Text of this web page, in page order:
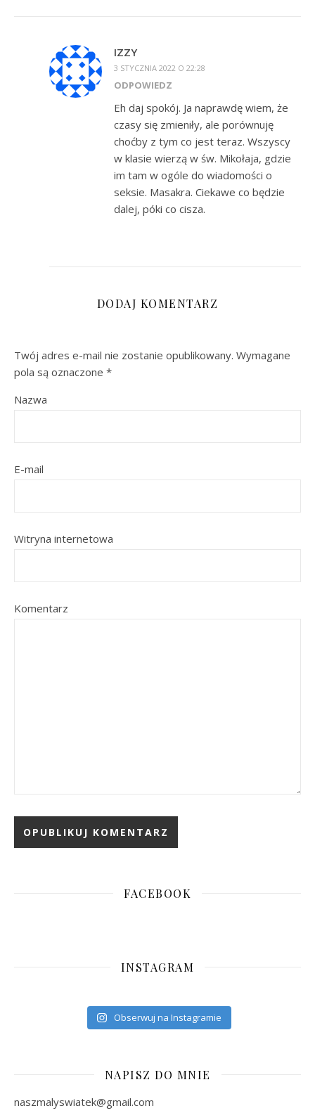
IZZY
3 STYCZNIA 2022 O 22:28
ODPOWIEDZ
Eh daj spokój. Ja naprawdę wiem, że
czasy się zmieniły, ale porównuję
choćby z tym co jest teraz. Wszyscy
w klasie wierzą w św. Mikołaja, gdzie
im tam w ogóle do wiadomości o
seksie. Masakra. Ciekawe co będzie
dalej, póki co cisza.
DODAJ KOMENTARZ
Twój adres e-mail nie zostanie opublikowany. Wymagane
pola są oznaczone *
Nazwa
E-mail
Witryna internetowa
Komentarz
FACEBOOK
INSTAGRAM
Obserwuj na Instagramie
NAPISZ DO MNIE
naszmalyswiatek@gmail.com